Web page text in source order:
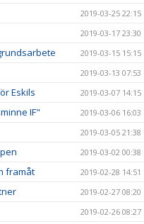
2019-03-25 22:15
2019-03-17 23:30
2019-03-15 15:15
2019-03-13 07:53
Eskils 2019-03-07 14:15
IF" 2019-03-06 16:03
2019-03-05 21:38
2019-03-02 00:38
framåt 2019-02-28 14:51
2019-02-27 08:20
2019-02-26 08:27